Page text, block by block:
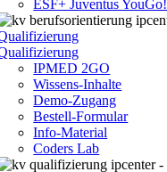
ESF+ Juventus YouGo!
IPMED 2GO
Wissens-Inhalte
Demo-Zugang
Bestell-Formular
Info-Material
Coders Lab